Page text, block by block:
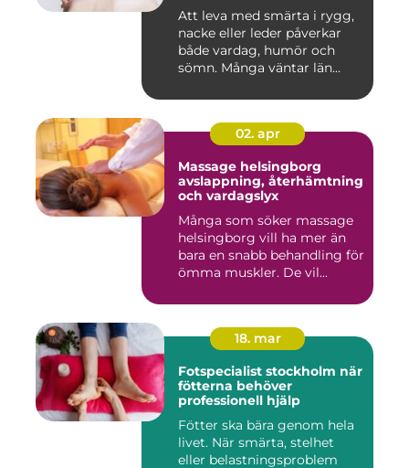
Att leva med smärta i rygg,
nacke eller leder påverkar
både vardag, humör och
sömn. Många väntar län...
02. apr
Massage helsingborg
avslappning, återhämtning
och vardagslyx
Många som söker massage
helsingborg vill ha mer än
bara en snabb behandling för
ömma muskler. De vil...
18. mar
Fotspecialist stockholm när
fötterna behöver
professionell hjälp
Fötter ska bära genom hela
livet. När smärta, stelhet
eller belastningsproblem